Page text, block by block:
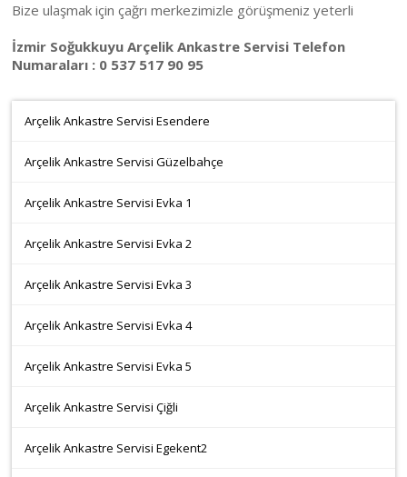
Bize ulaşmak için çağrı merkezimizle görüşmeniz yeterli
İzmir Soğukkuyu Arçelik Ankastre Servisi Telefon
Numaraları : 0 537 517 90 95
Arçelik Ankastre Servisi Esendere
Arçelik Ankastre Servisi Güzelbahçe
Arçelik Ankastre Servisi Evka 1
Arçelik Ankastre Servisi Evka 2
Arçelik Ankastre Servisi Evka 3
Arçelik Ankastre Servisi Evka 4
Arçelik Ankastre Servisi Evka 5
Arçelik Ankastre Servisi Çiğli
Arçelik Ankastre Servisi Egekent2